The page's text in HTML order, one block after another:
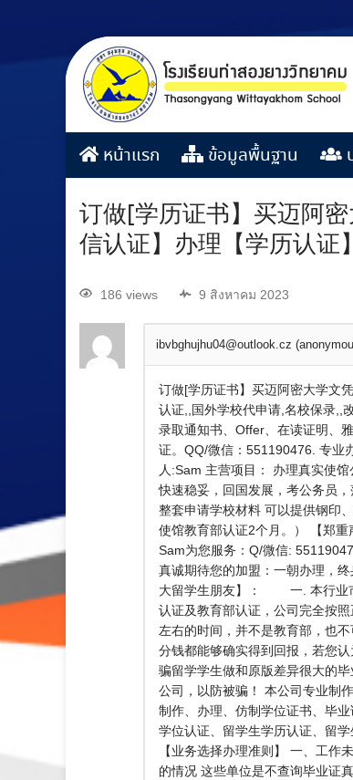
หน้าแรก ข้อมูลพื้นฐาน
订做[学历证书】买迈阿
信认证】办理【学历认证
186 views 9 สิงหาคม 2023
ibvbghujhu04@outlook.cz
订做[学历证书】买迈阿密大学文
认证,,国外学校代申请,名校保录,,
录取通知书、Offer、在读证明、
证。QQ/微信：551190476. 专业
人:Sam 主营项目： 办理真实使
快速稳妥，回国发展，考公务员
整套申请学校材料 可以提供钢印
使馆教育部认证2个月。） 【郑
Sam为您服务：Q/微信:
真诚期待您的加盟：一朝办理，
大留学生朋友】： 一. 本行业
认证及教育部认证，公司完全按
左右的时间，并不是教育部，也
分钱都能够确实得到回报，若您
骗留学学生做和原版差异很大的
公司，以防被骗！ 本公司专业制
制作、办理、仿制学位证书、毕
学位认证、留学生学历认证、留
【业务选择办理准则】 一、工
的情况 这些单位是不查询毕业证